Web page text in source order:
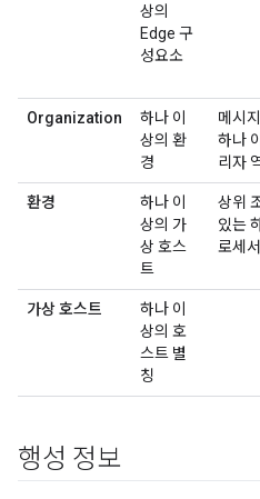
상의
Edge 구
성요소
Organization
하나 이
상의 환
경
메시
하나
리자
환경
하나 이
상의 가
상 호스
트
상위
있는
로세서
가상 호스트
하나 이
상의 호
스트 별
칭
행성 정보